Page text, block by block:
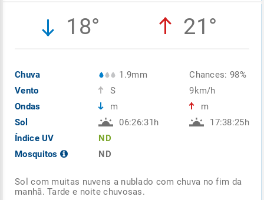
18° 21°
Chuva
Vento
Ondas
Sol
Índice UV
Mosquitos
1.9mm
S
m
06:26:31h
ND
ND
Chances: 98%
9km/h
m
17:38:25h
Sol com muitas nuvens a nublado com chuva no fim da
manhã. Tarde e noite chuvosas.